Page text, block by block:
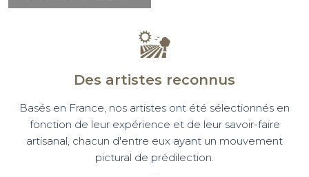
Des artistes reconnus
Basés en France, nos artistes ont été sélectionnés en
fonction de leur expérience et de leur savoir-faire
artisanal, chacun d'entre eux ayant un mouvement
pictural de prédilection.